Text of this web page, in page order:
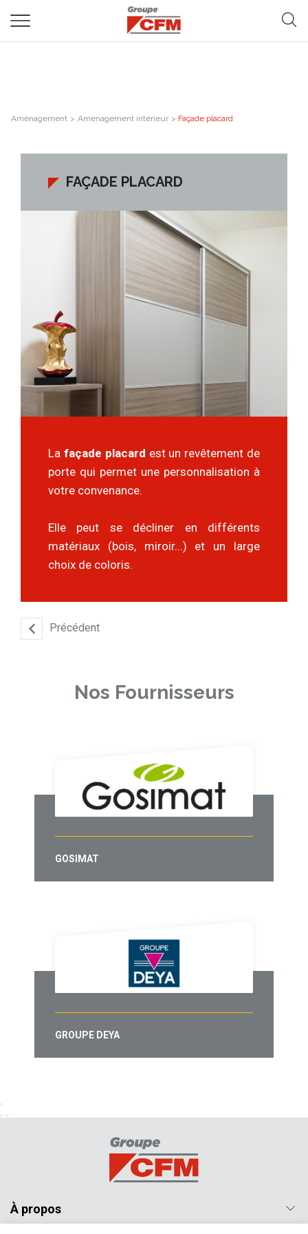
Aménagement > Aménagement intérieur > Façade placard
FAÇADE PLACARD
La façade placard est un revêtement de
porte qui permet une personnalisation à
votre convenance.
Elle peut se décliner en différents
matériaux (bois, miroir...) et un large
choix de coloris.
Précédent
Nos Fournisseurs
GOSIMAT
GROUPE DEYA
À propos